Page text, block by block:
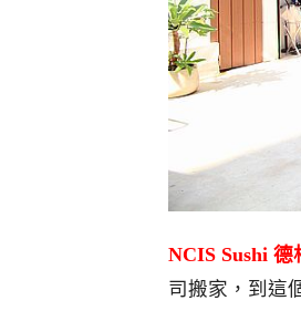
NCIS Sushi 德
司搬家，到這